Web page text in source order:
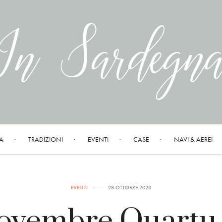
TRADIZIONI EVENTI CASE NAVI & AEREI
EVENTI 28 OTTOBRE 2023